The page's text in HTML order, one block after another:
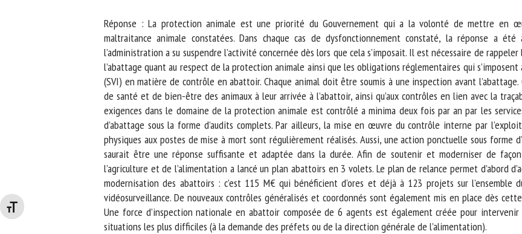
Changer la taille de la police
Réponse : La protection animale est une priorité du Gouvernement qui a la volonté de mettre en
maltraitance animale constatées. Dans chaque cas de dysfonctionnement constaté, la réponse a
l’administration a su suspendre l’activité concernée dès lors que cela s’imposait. Il est nécessaire de
l’abattage quant au respect de la protection animale ainsi que les obligations réglementaires qui s’imposent
(SVI) en matière de contrôle en abattoir. Chaque animal doit être soumis à une inspection avant l’abattage.
de santé et de bien-être des animaux à leur arrivée à l’abattoir, ainsi qu’aux contrôles en lien avec la
exigences dans le domaine de la protection animale est contrôlé a minima deux fois par an par les
d’abattage sous la forme d’audits complets. Par ailleurs, la mise en œuvre du contrôle interne par
physiques aux postes de mise à mort sont régulièrement réalisés. Aussi, une action ponctuelle sous forme
saurait être une réponse suffisante et adaptée dans la durée. Afin de soutenir et moderniser de
l’agriculture et de l’alimentation a lancé un plan abattoirs en 3 volets. Le plan de relance permet d’abord
modernisation des abattoirs : c’est 115 M€ qui bénéficient d’ores et déjà à 123 projets sur
vidéosurveillance. De nouveaux contrôles généralisés et coordonnés sont également mis en place dès
Une force d’inspection nationale en abattoir composée de 6 agents est également créée pour
situations les plus difficiles (à la demande des préfets ou de la direction générale de l’alimentation).